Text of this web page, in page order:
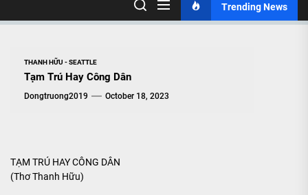
TALK
Trending News
THANH HỮU - SEATTLE
Tạm Trú Hay Công Dân
Dongtruong2019 October 18, 2023
TẠM TRÚ HAY CÔNG DÂN
(Thơ Thanh Hữu)